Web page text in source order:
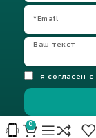
я согласен с
0